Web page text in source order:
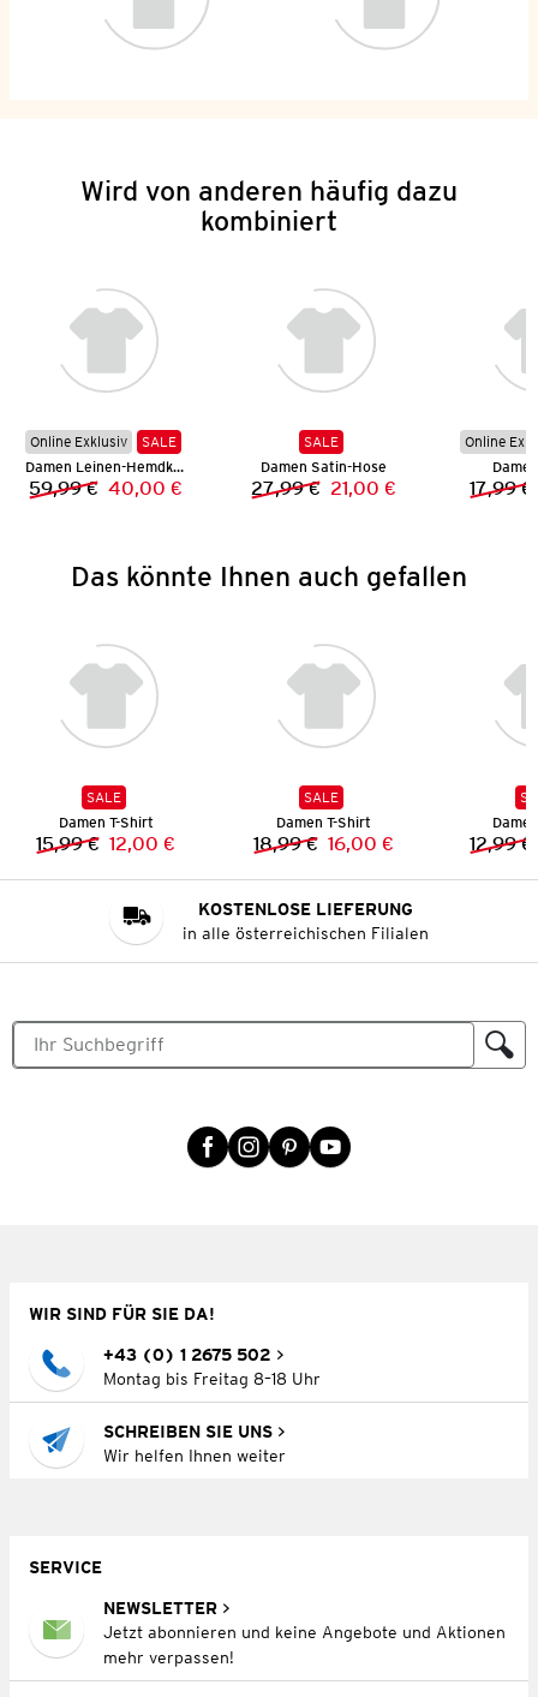
Wird von anderen häufig dazu
kombiniert
Online Exklusiv
SALE
Damen Leinen-Hemdkleid
Vorheriger Preis:
59,99 € Neuer Preis:
40,00 €
SALE
Damen Satin-Hose
Vorheriger Preis:
27,99 € Neuer Preis:
21,00 €
Online
17,99 €
Das könnte Ihnen auch gefallen
SALE
Damen T-Shirt
Vorheriger Preis:
15,99 € Neuer Preis:
12,00 €
SALE
Damen T-Shirt
Vorheriger Preis:
18,99 € Neuer Preis:
16,00 € 12,99 €
KOSTENLOSE LIEFERUNG
in alle österreichischen Filialen
WIR SIND FÜR SIE DA!
+43 (0) 1 2675 502
Montag bis Freitag 8–18 Uhr
SCHREIBEN SIE UNS
Wir helfen Ihnen weiter
SERVICE
NEWSLETTER
Jetzt abonnieren und keine Angebote und Aktionen
mehr verpassen!